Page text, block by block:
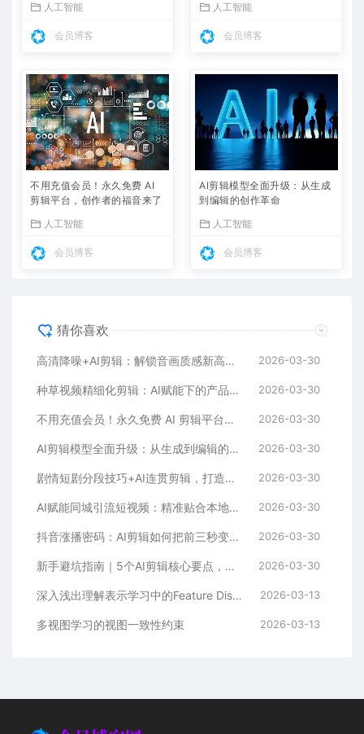
人工智能
会员博客
人工智能
会员博客
不用充值会员！永久免费 AI
剪辑平台，创作者的福音来了
人工智能
会员博客
AI剪辑模型全面升级：从生成
到编辑的创作革命
人工智能
会员博客
猜你喜欢
高清降噪+AI剪辑：解锁音画质感新高度，让创作更高效 2026-03-30
种草视频精细化剪辑：AI赋能下的产品亮点放大术 2026-03-30
不用充值会员！永久免费 AI 剪辑平台，创作者的福音来了 2026-03-30
AI剪辑模型全面升级：从生成到编辑的创作革命 2026-03-30
剧情短剧分段技巧+AI连贯剪辑，打造丝滑流畅的视觉体验 2026-03-30
AI赋能同城引流短视频：精准贴合本地热点，打造爆款传播矩阵 2026-03-30
抖音涨播密码：AI剪辑如何把前三秒变成流量磁铁 2026-03-30
新手避坑指南｜5个AI剪辑核心要点，让你少走弯路 2026-03-30
深入浅出理解表示学习中的Feature Disentangle难题 2026-03-13
多视图学习的视图一致性约束 2026-03-13